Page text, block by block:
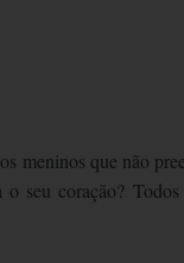
meninos que não
seu coração?